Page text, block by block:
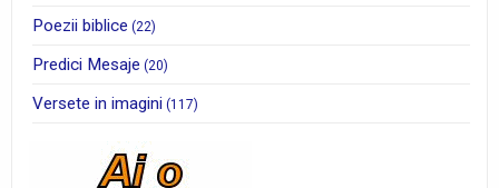
Poezii biblice (22)
Predici Mesaje (20)
Versete in imagini (117)